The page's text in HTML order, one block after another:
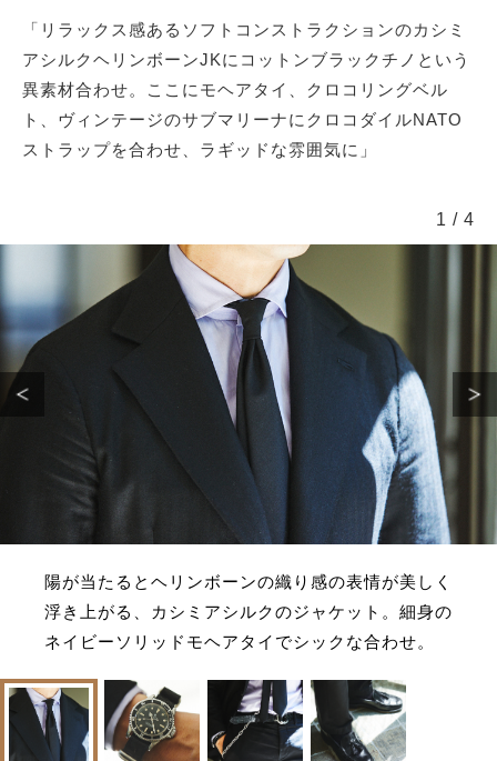
「リラックス感あるソフトコンストラクションのカシミ
アシルクヘリンボーンJKにコットンブラックチノという
異素材合わせ。ここにモヘアタイ、クロコリングベル
ト、ヴィンテージのサブマリーナにクロコダイルNATO
ストラップを合わせ、ラギッドな雰囲気に」
陽が当たるとヘリンボーンの織り感の表情が美しく
浮き上がる、カシミアシルクのジャケット。細身の
ネイビーソリッドモヘアタイでシックな合わせ。
1 / 4